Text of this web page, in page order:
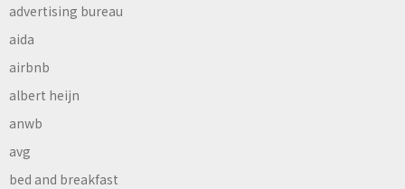
advertising bureau
aida
airbnb
albert heijn
anwb
avg
bed and breakfast